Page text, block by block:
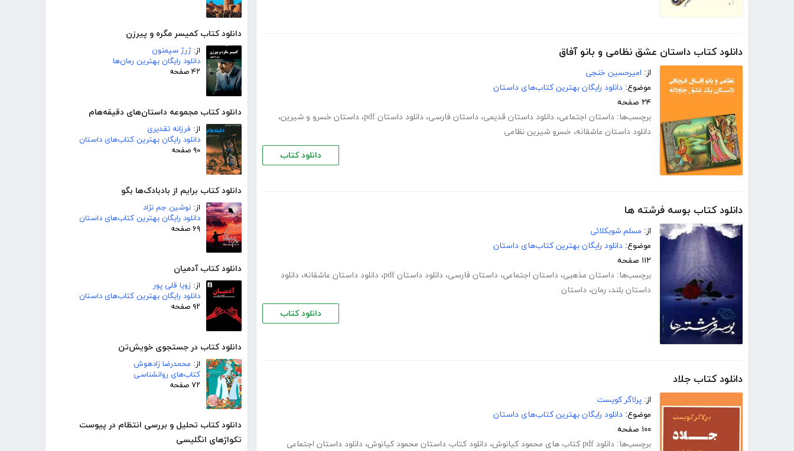
دانلود کتاب کمیسر مگره و پیرزن
از:ژرژ سیمنون
دانلود رایگان بهترین رمان‌ها
۴۲ صفحه
دانلود کتاب مجموعه داستان‌های دقیقه‌هام
از: فرزانه تقدیری
دانلود رایگان بهترین کتاب‌های داستان
۹۰ صفحه
دانلود کتاب برایم از بادبادک‌ها بگو
از: نوشین جم نژاد
دانلود رایگان بهترین کتاب‌های داستان
۶۹ صفحه
دانلود کتاب آدمیان
از: زویا قلی پور
دانلود رایگان بهترین کتاب‌های داستان
۹۲ صفحه
دانلود کتاب در جستجوی خویش‌تن
از: محمدرضا زادهوش
کتاب‌های روانشناسی
۷۲ صفحه
دانلود کتاب تحلیل و بررسی انتظام در پیوست
تکواژهای انگلیسی
دانلود کتاب داستان عشق نظامی و بانو آفاق
از: امیرحسین خنجی
موضوع: دانلود رایگان بهترین کتاب‌های داستان
۲۴ صفحه
برچسب‌ها: داستان اجتماعی، دانلود داستان قدیمی، داستان فارسی، دانلود داستان pdf ، داستان خسرو و شیرین،
دانلود داستان عاشقانه، خسرو شیرین نظامی
دانلود کتاب
دانلود کتاب بوسه فرشته ها
از: مسلم شوبکلائی
موضوع: دانلود رایگان بهترین کتاب‌های داستان
۱۱۲ صفحه
برچسب‌ها: داستان مذهبی، داستان اجتماعی، داستان فارسی، دانلود داستان pdf ، دانلود داستان عاشقانه، دانلود
داستان بلند، رمان، داستان
دانلود کتاب
دانلود کتاب جلاد
از: پرلاگر کویست
موضوع: دانلود رایگان بهترین کتاب‌های داستان
۱۰۰ صفحه
برچسب‌ها: دانلود pdf کتاب های محمود کیانوش ، دانلود کتاب داستان محمود کیانوش، دانلود داستان اجتماعی